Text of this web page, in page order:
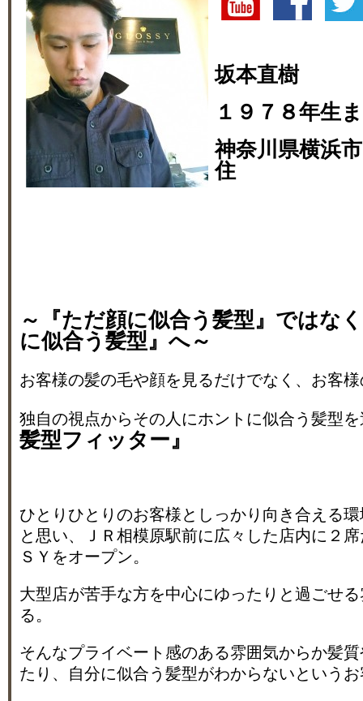
坂本直樹
１９７８年生
神奈川県横浜
住
～『ただ顔に似合う髪型』ではな
に似合う髪型』へ～
お客様の髪の毛や顔を見るだけでなく、お客
独自の視点からその人にホントに似合う髪型
髪型フィッター』
ひとりひとりのお客様としっかり向き合える
と思い、ＪＲ相模原駅前に広々した店内に２
ＳＹをオープン。
大型店が苦手な方を中心にゆったりと過ごせ
る。
そんなプライベート感のある雰囲気からか髪
たり、自分に似合う髪型がわからないという